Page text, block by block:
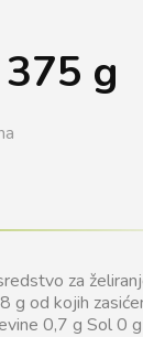
g
za
g od kojih
0,7 g Sol 0 g